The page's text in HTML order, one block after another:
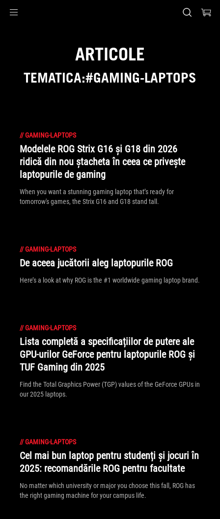
ARTICOLE
TEMATICA:#GAMING-LAPTOPS
//GAMING-LAPTOPS
Modelele ROG Strix G16 și G18 din 2026
ridică din nou ștacheta în ceea ce privește
laptopurile de gaming
When you want a stunning gaming laptop that’s ready for
tomorrow's games, the Strix G16 and G18 stand tall.
//GAMING-LAPTOPS
De aceea jucătorii aleg laptopurile ROG
Here’s a look at why ROG is the #1 worldwide gaming laptop brand.
//GAMING-LAPTOPS
Lista completă a specificațiilor de putere ale
GPU-urilor GeForce pentru laptopurile ROG și
TUF Gaming din 2025
Find the Total Graphics Power (TGP) values of the GeForce GPUs in
our 2025 laptops.
//GAMING-LAPTOPS
Cel mai bun laptop pentru studenți și jocuri în
2025: recomandările ROG pentru facultate
No matter which university or major you choose this fall, ROG has
the right gaming machine for your campus life.